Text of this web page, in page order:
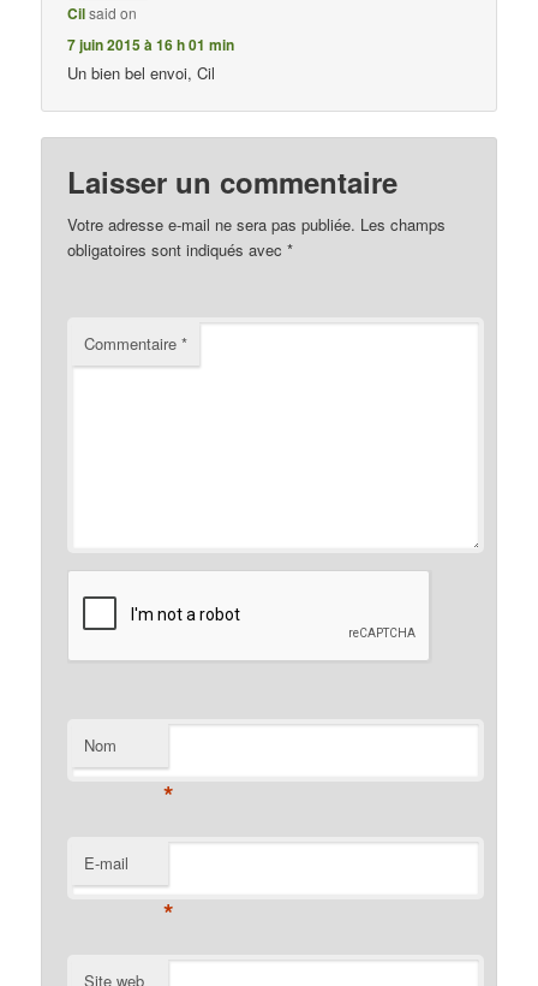
Cilsaid on
7 juin 2015 à 16 h 01 min
Un bien bel envoi, Cil
Laisser un commentaire
Votre adresse e-mail ne sera pas publiée. Les champs
obligatoires sont indiqués avec*
Commentaire*
Nom
*
E-mail
*
Site web